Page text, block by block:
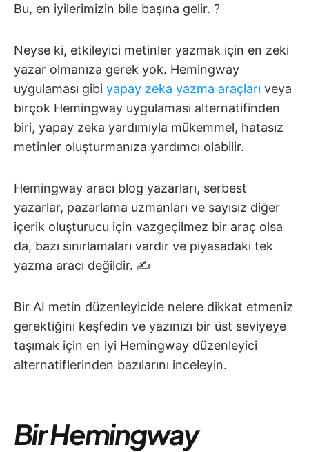
Bu, en iyilerimizin bile başına gelir. ?
Neyse ki, etkileyici metinler yazmak için en zeki
yazar olmanıza gerek yok. Hemingway
uygulaması gibi yapay zeka yazma araçları veya
birçok Hemingway uygulaması alternatifinden
biri, yapay zeka yardımıyla mükemmel, hatasız
metinler oluşturmanıza yardımcı olabilir.
Hemingway aracı blog yazarları, serbest
yazarlar, pazarlama uzmanları ve sayısız diğer
içerik oluşturucu için vazgeçilmez bir araç olsa
da, bazı sınırlamaları vardır ve piyasadaki tek
yazma aracı değildir. ✍️
Bir AI metin düzenleyicide nelere dikkat etmeniz
gerektiğini keşfedin ve yazınızı bir üst seviyeye
taşımak için en iyi Hemingway düzenleyici
alternatiflerinden bazılarını inceleyin.
Bir Hemingway